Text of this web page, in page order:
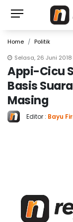
Home
Politik
Selasa, 26 Juni 2018
Appi-Cicu
Basis
Masing
Editor : Bayu